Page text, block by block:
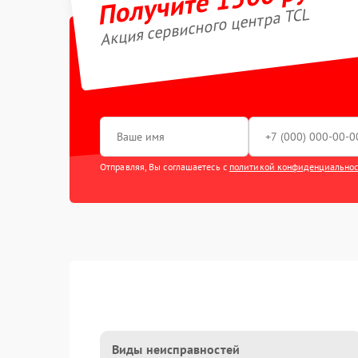
Акция сервисного центра TCL
Отправляя, Вы соглашаетесь с политикой
Виды неисправностей